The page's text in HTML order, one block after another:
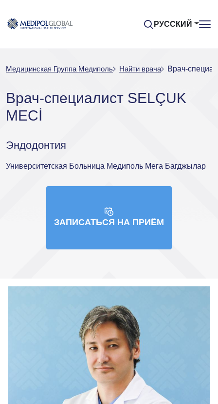
РУССКИЙ
Медицинская Группа Медиполь Найти врача Врач-
Врач-специалист SELÇUK
MECİ
Эндодонтия
Университетская Больница Медиполь Мега Багджылар
ЗАПИСАТЬСЯ НА ПРИЁМ